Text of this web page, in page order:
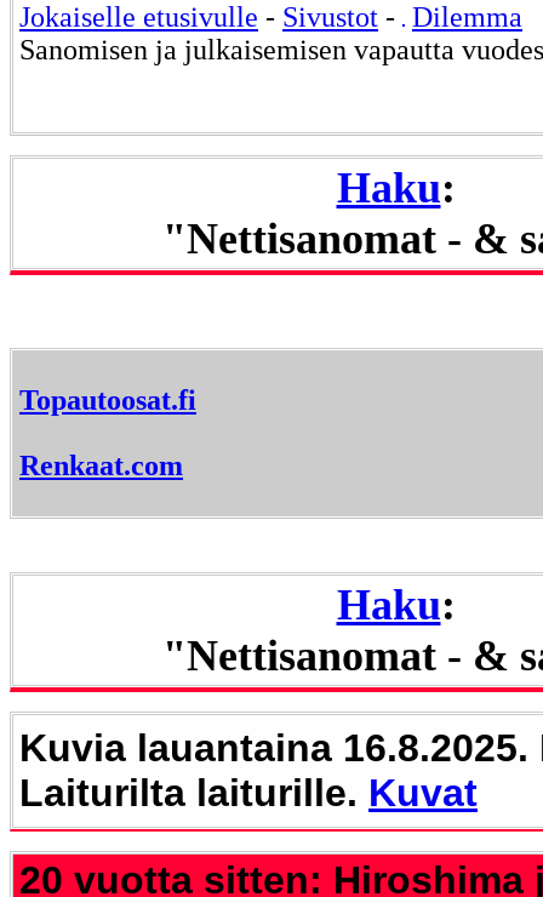
Jokaiselle etusivulle - Sivustot - Dilemma
Sanomisen ja julkaisemisen vapautta
Haku:
"Nettisanomat - &
Topautoosat.fi
Renkaat.com
Haku:
"Nettisanomat - &
Kuvia lauantaina
Laiturilta laiturille. Kuvat
20 vuotta sitten: Hiroshima